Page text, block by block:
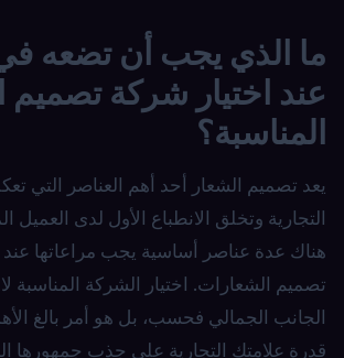
ما الذي يجب أن تضعه
عند اختيار شركة تصميم
المناسبة؟
يعد تصميم الشعار أحد أهم العناصر التي
التجارية وتخلق الانطباع الأول لدى العميل
هناك عدة عناصر أساسية يجب مراعاتها عند
تصميم الشعارات. اختيار الشركة المناسبة
الجانب الجمالي فحسب، بل هو أمر بالغ
قدرة علامتك التجارية على جذب